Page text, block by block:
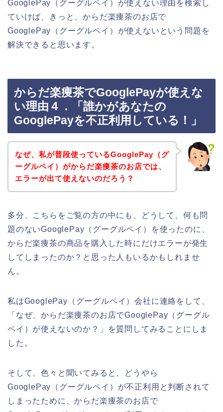
GooglePay（グーグルペイ）が使えない理由を検索し
ていけば、きっと、からだ楽痩茶のお店で
GooglePay（グーグルペイ）が使えないという問題を
解決できると思います。
からだ楽痩茶でGooglePayが使えな
い理由４．「誰かがあなたの
GooglePayを不正利用している！」
なぜ、私が普段使っているGooglePay（グ
ーグルペイ）がからだ楽痩茶のお店では、
エラーが出て使えないのだろう？
多分、こちらをご覧の方の中にも、どうして、何も問
題のないGooglePay（グーグルペイ）を使ったのに、
からだ楽痩茶の商品を購入した時にだけエラーが発生
してしまったのか？と思った人もいるかもしれませ
ん。
私はGooglePay（グーグルペイ）会社に連絡をして、
「なぜ、からだ楽痩茶のお店でGooglePay（グーグル
ペイ）が使えないのか？」を質問してみることにしま
した。
そして、色々と聞いてみると、どうやら
GooglePay（グーグルペイ）が不正利用と判断されて
しまったために、からだ楽痩茶のお店で